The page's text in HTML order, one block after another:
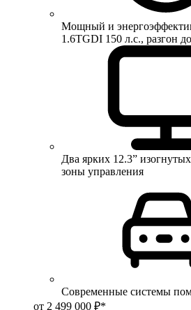
Мощный и
1.6TGDI 150 л.с., разгон
Два ярких 12.3”
зоны управления
Современные системы
от 2 499 000 ₽*